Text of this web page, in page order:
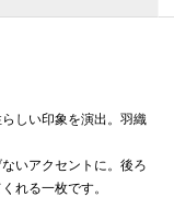
しい印象を演出。羽織
いアクセントに。後ろ
れる一枚です。